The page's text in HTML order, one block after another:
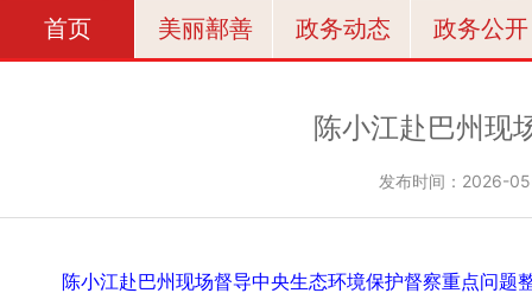
首页 美丽鄯善 政务动态 政务公开
陈小江赴巴州现
发布时间： 2026-
陈小江赴巴州现场督导中央生态环境保护督察重点问题